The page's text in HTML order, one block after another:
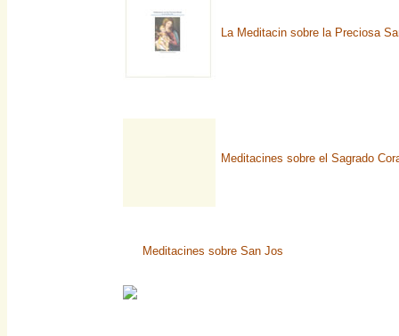
La Meditacin sobre la Preciosa
Meditacines sobre el Sagrado
Meditacines sobre San Jos